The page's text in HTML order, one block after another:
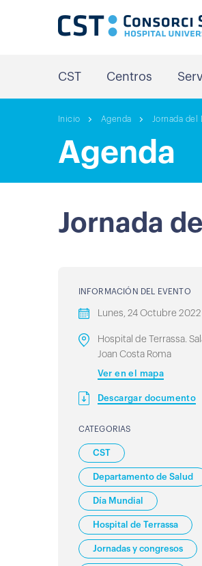
CST Centros
Inicio Agenda Jornada
Agenda
Jornada
INFORMACIÓN DEL EVENTO
Lunes, 24 Octubre 2022
Hospital de Terrassa.
Joan Costa Roma
Ver en el mapa
Descargar documento
CATEGORIAS
CST
Departamento de Salud
Día Mundial
Hospital de Terrassa
Jornadas y congresos